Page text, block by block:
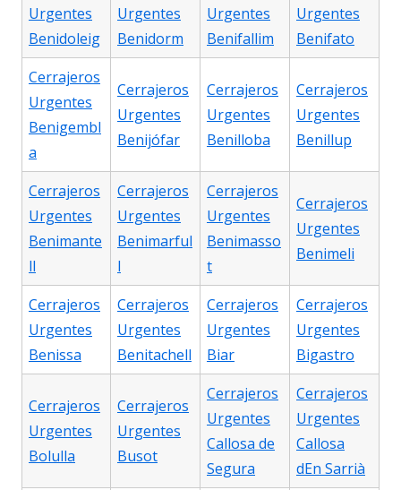
Urgentes
Benidoleig
Urgentes
Benidorm
Urgentes
Benifallim
Urgentes
Benifato
Cerrajeros
Urgentes
Benigembl
a
Cerrajeros
Urgentes
Benijófar
Cerrajeros
Urgentes
Benilloba
Cerrajeros
Urgentes
Benillup
Cerrajeros
Urgentes
Benimante
ll
Cerrajeros
Urgentes
Benimarful
l
Cerrajeros
Urgentes
Benimasso
t
Cerrajeros
Urgentes
Benimeli
Cerrajeros
Urgentes
Benissa
Cerrajeros
Urgentes
Benitachell
Cerrajeros
Urgentes
Biar
Cerrajeros
Urgentes
Bigastro
Cerrajeros
Urgentes
Bolulla
Cerrajeros
Urgentes
Busot
Cerrajeros
Urgentes
Callosa de
Segura
Cerrajeros
Urgentes
Callosa
dEn Sarrià